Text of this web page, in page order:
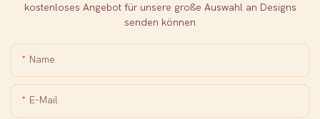
kostenloses Angebot für unsere große Auswahl an Designs
senden können
Name
E-Mail